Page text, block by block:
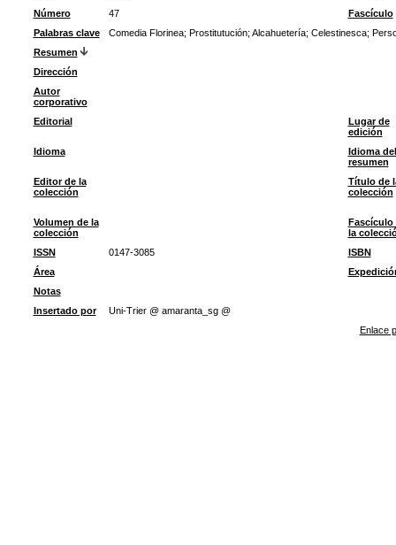
Número
47
Fascículo
Palabras clave
Comedia Florinea; Prostitutución; Alcahuetería; Celestinesca;
Resumen
Dirección
Autor
corporativo
Editorial
Lugar de
edición
Idioma
Idioma del
resumen
Editor de la
colección
Título de
colección
Volumen de la
colección
Fascículo
la
ISSN
0147-3085
ISBN
Área
Notas
Insertado por
Uni-Trier @ amaranta_sg @
Enlace